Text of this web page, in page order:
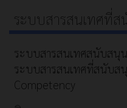
ระบบสารสนเทศที่
ระบบสารสนเทศสนับสนุ
ระบบสารสนเทศที่สนับส
Competency